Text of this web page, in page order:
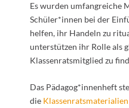
Es wurden umfangreiche
Schüler*innen bei der
helfen, ihr Handeln zu
unterstützen ihr Rolle als
Klassenratsmitglied zu
Das Pädagog*innenheft
die